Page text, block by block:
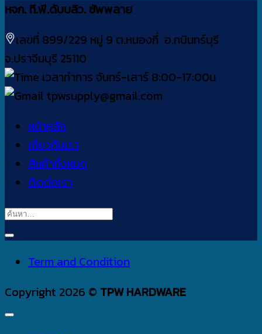
หจก. ที.พี.ดับบลิว. ซัพพลาย
เลขที่ 899/229 หมู่ 9 ต.หนองกี่ อ.กบินทร์บุรี
จ.ปราจีนบุรี 25110
เวลาทำการ จันทร์-เสาร์ 8:00-17:00น
tpwsupply@gmail.com
หน้าหลัก
เกี่ยวกับเรา
สินค้าทั้งหมด
ติดต่อเรา
ค้นหา:
Term and Condition
Copyright 2026 © TPW HARDWARE